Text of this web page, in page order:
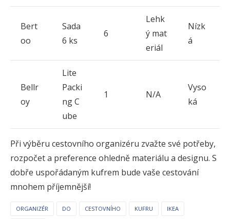
Bert
oo
Sada
6 ks
6
Lehk
ý mat
eriál
Nízk
á
Bellr
oy
Lite
Packi
ng C
ube
1 N/A
Vyso
ká
Při výběru cestovního organizéru zvažte své potřeby,
rozpočet a preference ohledně materiálu a designu. S
dobře uspořádaným kufrem bude vaše cestování
mnohem příjemnější!
ORGANIZÉR DO CESTOVNÍHO KUFRU IKEA